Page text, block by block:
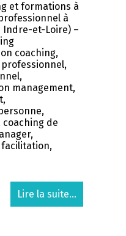
et formations à
à
Indre-et-Loire) –
coaching,
professionnel,
management,
de
Lire la suite...